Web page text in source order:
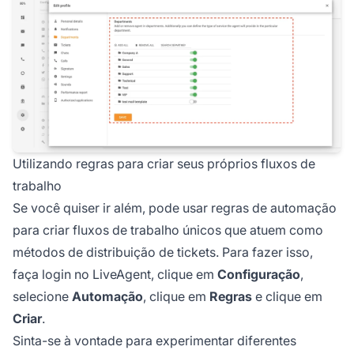
Utilizando regras para criar seus próprios fluxos de
trabalho
Se você quiser ir além, pode usar regras de automação
para criar fluxos de trabalho únicos que atuem como
métodos de distribuição de tickets. Para fazer isso,
faça login no LiveAgent, clique em Configuração,
selecione Automação, clique em Regras e clique em
Criar.
Sinta-se à vontade para experimentar diferentes